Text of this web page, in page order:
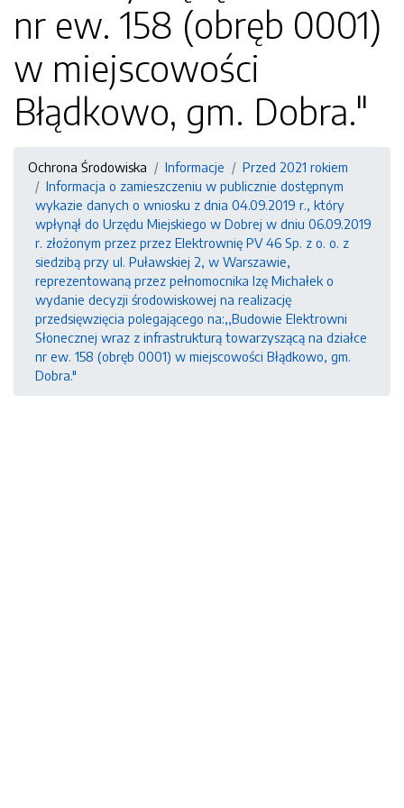
nr ew. 158 (obręb 0001)
w miejscowości
Błądkowo, gm. Dobra."
Ochrona Środowiska Informacje
Przed 2021 rokiem
Informacja o zamieszczeniu w publicznie dostępnym
wykazie danych o wniosku z dnia 04.09.2019 r., który
wpłynął do Urzędu Miejskiego w Dobrej w dniu 06.09.2019
r. złożonym przez przez Elektrownię PV 46 Sp. z o. o. z
siedzibą przy ul. Puławskiej 2, w Warszawie,
reprezentowaną przez pełnomocnika Izę Michałek o
wydanie decyzji środowiskowej na realizację
przedsięwzięcia polegającego na:,,Budowie Elektrowni
Słonecznej wraz z infrastrukturą towarzyszącą na działce
nr ew. 158 (obręb 0001) w miejscowości Błądkowo, gm.
Dobra."